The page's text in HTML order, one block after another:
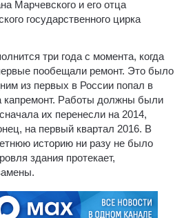
Марчевского и его отца
государственного цирка
три года с момента, когда
пообещали ремонт. Это было
из первых в России попал в
капремонт. Работы должны были
их перенесли на 2014,
на первый квартал 2016. В
историю ни разу не было
здания протекает,